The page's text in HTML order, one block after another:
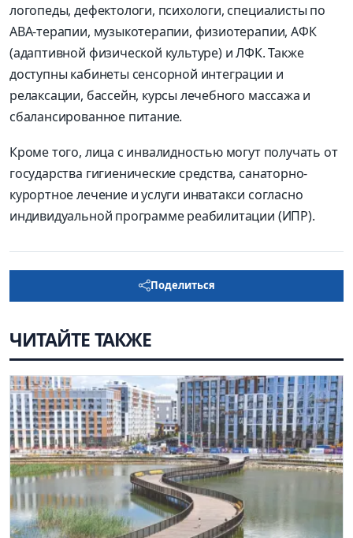
логопеды, дефектологи, психологи, специалисты по
АВА-терапии, музыкотерапии, физиотерапии, АФК
(адаптивной физической культуре) и ЛФК. Также
доступны кабинеты сенсорной интеграции и
релаксации, бассейн, курсы лечебного массажа и
сбалансированное питание.
Кроме того, лица с инвалидностью могут получать от
государства гигиенические средства, санаторно-
курортное лечение и услуги инватакси согласно
индивидуальной программе реабилитации (ИПР).
Поделиться
ЧИТАЙТЕ ТАКЖЕ